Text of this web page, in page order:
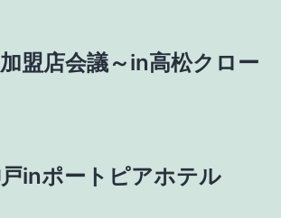
盟店会議～in高松クロー
inポートピアホテル